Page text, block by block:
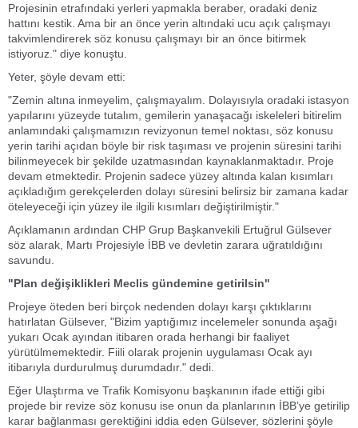
Projesinin etrafındaki yerleri yapmakla beraber, oradaki deniz
hattını kestik. Ama bir an önce yerin altındaki ucu açık çalışmayı
takvimlendirerek söz konusu çalışmayı bir an önce bitirmek
istiyoruz." diye konuştu.
Yeter, şöyle devam etti:
"Zemin altına inmeyelim, çalışmayalım. Dolayısıyla oradaki istasyon
yapılarını yüzeyde tutalım, gemilerin yanaşacağı iskeleleri bitirelim
anlamındaki çalışmamızın revizyonun temel noktası, söz konusu
yerin tarihi açıdan böyle bir risk taşıması ve projenin süresini tarihi
bilinmeyecek bir şekilde uzatmasından kaynaklanmaktadır. Proje
devam etmektedir. Projenin sadece yüzey altında kalan kısımları
açıkladığım gerekçelerden dolayı süresini belirsiz bir zamana kadar
öteleyeceği için yüzey ile ilgili kısımları değiştirilmiştir."
Açıklamanın ardından CHP Grup Başkanvekili Ertuğrul Gülsever
söz alarak, Martı Projesiyle İBB ve devletin zarara uğratıldığını
savundu.
"Plan değişiklikleri Meclis gündemine getirilsin"
Projeye öteden beri birçok nedenden dolayı karşı çıktıklarını
hatırlatan Gülsever, "Bizim yaptığımız incelemeler sonunda aşağı
yukarı Ocak ayından itibaren orada herhangi bir faaliyet
yürütülmemektedir. Fiili olarak projenin uygulaması Ocak ayı
itibarıyla durdurulmuş durumdadır." dedi.
Eğer Ulaştırma ve Trafik Komisyonu başkanının ifade ettiği gibi
projede bir revize söz konusu ise onun da planlarının İBB’ye getirilip
karar bağlanması gerektiğini iddia eden Gülsever, sözlerini şöyle